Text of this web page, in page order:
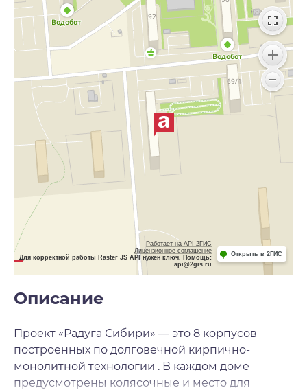
Работает на API 2ГИС
Лицензионное соглашение
Для корректной работы Raster JS API нужен ключ. Помощь:
api@2gis.ru
Открыть в 2ГИС
Описание
Проект «Радуга Сибири» — это 8 корпусов
построенных по долговечной кирпично-
монолитной технологии . В каждом доме
предусмотрены колясочные и место для